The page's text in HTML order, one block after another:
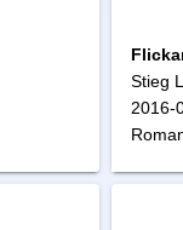
Stieg
2016-